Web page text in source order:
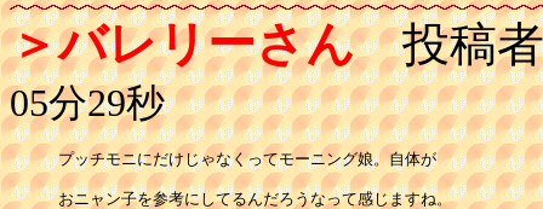
＞バレリーさん投稿
05分29秒
プッチモニにだけじゃなくってモーニング娘。自体が
おニャン子を参考にしてるんだろうなって感じますね。